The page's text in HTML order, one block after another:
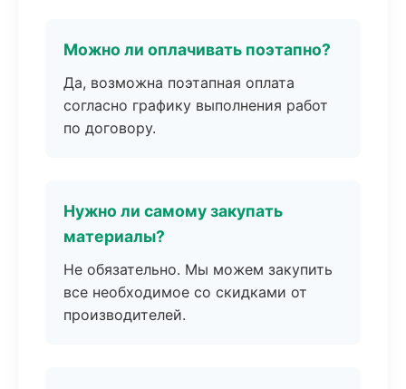
Можно ли оплачивать поэтапно?
Да, возможна поэтапная оплата
согласно графику выполнения работ
по договору.
Нужно ли самому закупать
материалы?
Не обязательно. Мы можем закупить
все необходимое со скидками от
производителей.